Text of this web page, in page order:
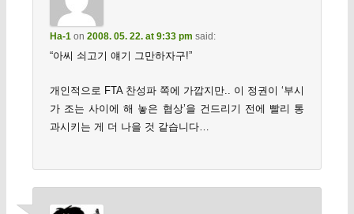
Ha-1on 2008. 05. 22. at 9:33 pm said:
“아씨 쇠고기 얘기 그만하자구!”
개인적으로 FTA 찬성파 쪽에 가깝지만.. 이 정권이 ‘부시
가 조는 사이에 해 놓은 협상’을 건드리기 전에 빨리 통
과시키는 게 더 나을 것 같습니다…